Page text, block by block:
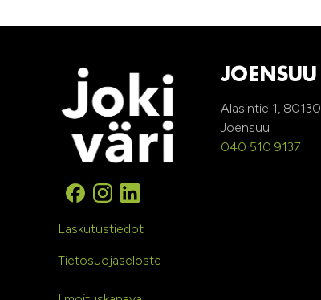
JOENSUU
Alasintie 1, 80130
Joensuu
040 510 9137
Laskutustiedot
Tietosuojaseloste